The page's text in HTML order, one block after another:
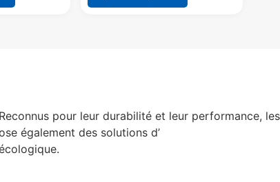
pour leur durabilité et leur performance, les
également des solutions d’